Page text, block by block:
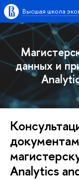
Высшая школа
данных и
Analytics